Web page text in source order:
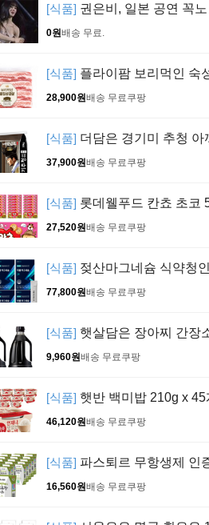
[식품] 권은비, 일본 공연 꼭
0원배송 무료
[식품] 플라이팜 보리먹인 숙
28,900원배송 무료 쿠팡
[식품] 더담은 경기미 추청
37,900원배송 무료 쿠팡
[식품] 롯데웰푸드 칸쵸 초코
27,520원배송 무료 쿠팡
[식품] 젖산마그네슘 식약청
77,800원배송 무료 쿠팡
[식품] 햇살담은 장아찌 간장
9,960원배송 무료 쿠팡
[식품] 햇반 백미밥 210g x 45
46,120원배송 무료 쿠팡
[식품] 파스퇴르 무항생제 인
16,560원배송 무료 쿠팡